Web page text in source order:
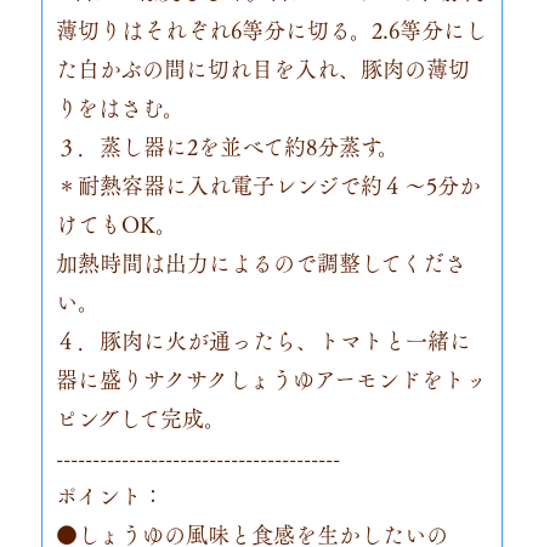
薄切りはそれぞれ6等分に切る。2.6等分にし
た白かぶの間に切れ目を入れ、豚肉の薄切
りをはさむ。
３．蒸し器に2を並べて約8分蒸す。
＊耐熱容器に入れ電子レンジで約４～5分か
けてもOK。
加熱時間は出力によるので調整してくださ
い。
４．豚肉に火が通ったら、トマトと一緒に
器に盛りサクサクしょうゆアーモンドをトッ
ピングして完成。
---------------------------------------
ポイント：
●しょうゆの風味と食感を生かしたいの